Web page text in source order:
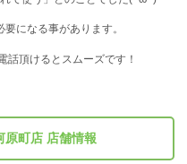
になる事があります。
話頂けるとスムーズです！
原町店 店舗情報